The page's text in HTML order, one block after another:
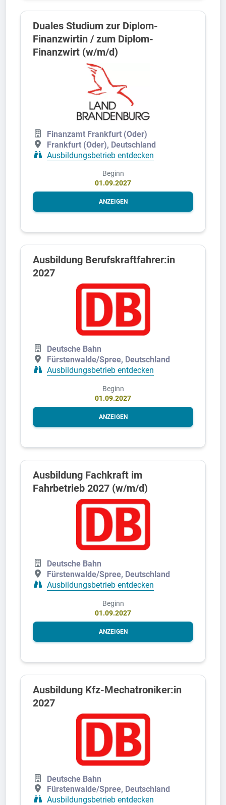
Duales Studium zur Diplom-
Finanzwirtin / zum Diplom-
Finanzwirt (w/m/d)
Finanzamt Frankfurt (Oder)
Frankfurt (Oder), Deutschland
Ausbildungsbetrieb entdecken
Beginn
01.09.2027
ANZEIGEN
Ausbildung Berufskraftfahrer:in
2027
Deutsche Bahn
Fürstenwalde/Spree, Deutschland
Ausbildungsbetrieb entdecken
Beginn
01.09.2027
ANZEIGEN
Ausbildung Fachkraft im
Fahrbetrieb 2027 (w/m/d)
Deutsche Bahn
Fürstenwalde/Spree, Deutschland
Ausbildungsbetrieb entdecken
Beginn
01.09.2027
ANZEIGEN
Ausbildung Kfz-Mechatroniker:in
2027
Deutsche Bahn
Fürstenwalde/Spree, Deutschland
Ausbildungsbetrieb entdecken